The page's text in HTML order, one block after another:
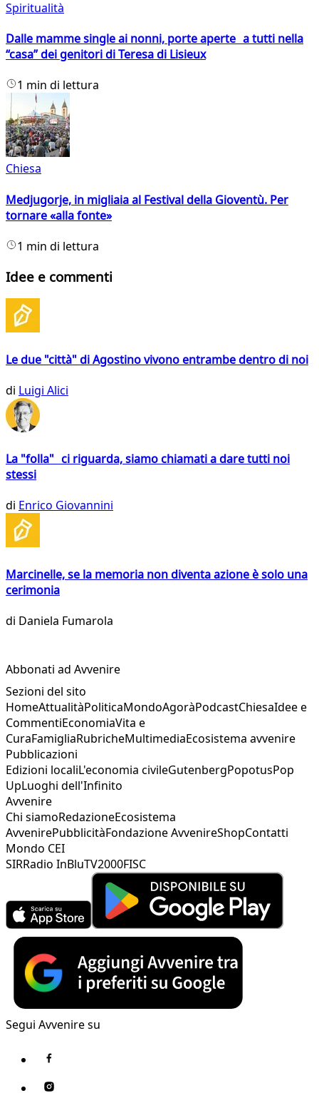
Spiritualità
Dalle mamme single ai nonni, porte aperte a tutti nella
“casa” dei genitori di Teresa di Lisieux
1 min di lettura
Chiesa
Medjugorje, in migliaia al Festival della Gioventù. Per
tornare «alla fonte»
1 min di lettura
Idee e commenti
Le due "città" di Agostino vivono entrambe dentro di noi
di Luigi Alici
La "folla" ci riguarda, siamo chiamati a dare tutti noi
stessi
di Enrico Giovannini
Marcinelle, se la memoria non diventa azione è solo una
cerimonia
di Daniela Fumarola
Abbonati ad Avvenire
Sezioni del sito
HomeAttualitàPoliticaMondoAgoràPodcastChiesaIdee e
CommentiEconomiaVita e
CuraFamigliaRubricheMultimediaEcosistema avvenire
Pubblicazioni
Edizioni localiL'economia civileGutenbergPopotusPop
UpLuoghi dell'Infinito
Avvenire
Chi siamoRedazioneEcosistema
AvvenirePubblicitàFondazione AvvenireShopContatti
Mondo CEI
SIRRadio InBluTV2000FISC
Segui Avvenire su